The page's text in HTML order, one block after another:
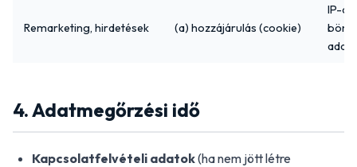
Remarketing, hirdetések (a) hozzájárulás (cookie)
IP-
4. Adatmegőrzési idő
Kapcsolatfelvételi adatok(ha nem jött létre